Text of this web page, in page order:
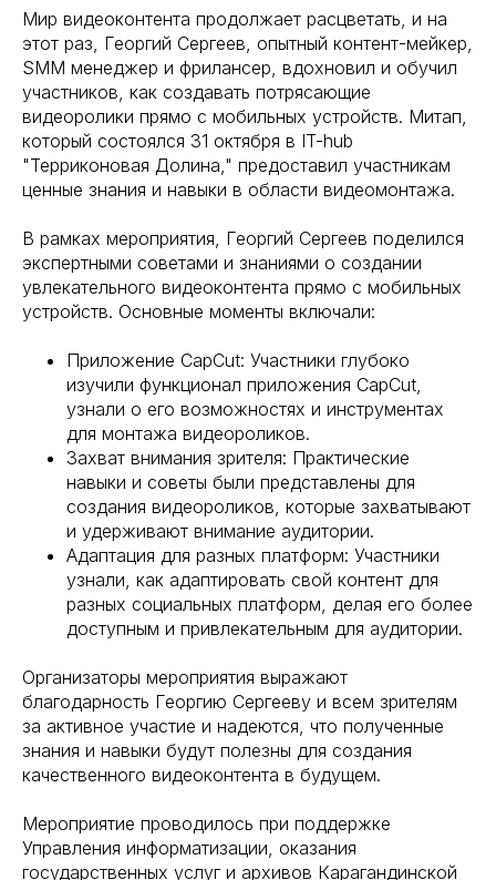
Мир видеоконтента продолжает расцветать, и на
этот раз, Георгий Сергеев, опытный контент-мейкер,
SMM менеджер и фрилансер, вдохновил и обучил
участников, как создавать потрясающие
видеоролики прямо с мобильных устройств. Митап,
который состоялся 31 октября в IT-hub
"Терриконовая Долина," предоставил участникам
ценные знания и навыки в области видеомонтажа.
В рамках мероприятия, Георгий Сергеев поделился
экспертными советами и знаниями о создании
увлекательного видеоконтента прямо с мобильных
устройств. Основные моменты включали:
Приложение CapCut: Участники глубоко
изучили функционал приложения CapCut,
узнали о его возможностях и инструментах
для монтажа видеороликов.
Захват внимания зрителя: Практические
навыки и советы были представлены для
создания видеороликов, которые захватывают
и удерживают внимание аудитории.
Адаптация для разных платформ: Участники
узнали, как адаптировать свой контент для
разных социальных платформ, делая его более
доступным и привлекательным для аудитории.
Организаторы мероприятия выражают
благодарность Георгию Сергееву и всем зрителям
за активное участие и надеются, что полученные
знания и навыки будут полезны для создания
качественного видеоконтента в будущем.
Мероприятие проводилось при поддержке
Управления информатизации, оказания
государственных услуг и архивов Карагандинской